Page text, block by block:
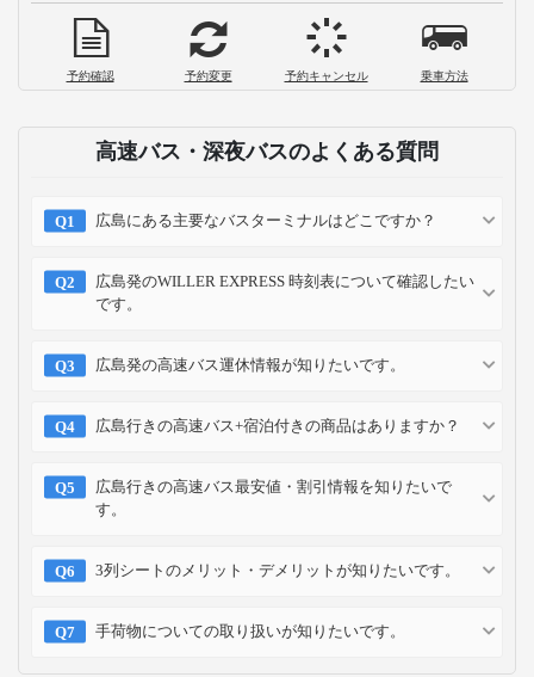
予約確認 予約変更 予約キャンセル 乗車方法
高速バス・深夜バスのよくある質問
広島にある主要なバスターミナルはどこですか？
広島発のWILLER EXPRESS 時刻表について確認したい
です。
広島発の高速バス運休情報が知りたいです。
広島行きの高速バス+宿泊付きの商品はありますか？
広島行きの高速バス最安値・割引情報を知りたいで
す。
3列シートのメリット・デメリットが知りたいです。
手荷物についての取り扱いが知りたいです。